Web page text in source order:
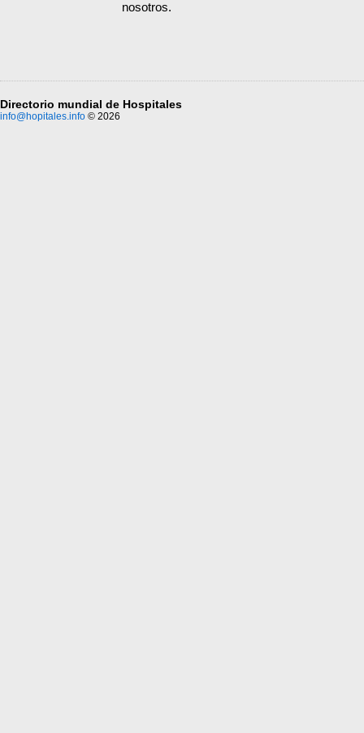
nosotros.
Directorio mundial de Hospitales
info@hopitales.info © 2026